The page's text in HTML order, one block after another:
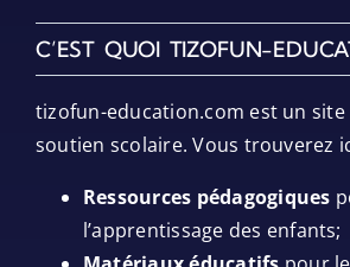
C’EST QUOI TIZOFUN-
tizofun-education.com est un
soutien scolaire. Vous trouverez
Ressources pédagogiques
l’apprentissage des enfants;